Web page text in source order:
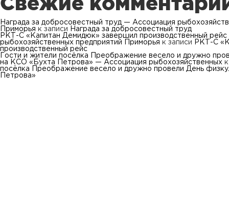
Награда за добросовестный труд — Ассоциация
Приморья к записи
Награда за добросовестный труд
РКТ-С «Капитан Демидюк» завершил производственный
рыбохозяйственных предприятий Приморья к записи
РКТ-С
производственный рейс
Гости и жители посёлка Преображение весело и дружно
на КСО «Бухта Петрова» — Ассоциация рыбохозяйственных
посёлка Преображение весело и дружно провели День
Петрова»